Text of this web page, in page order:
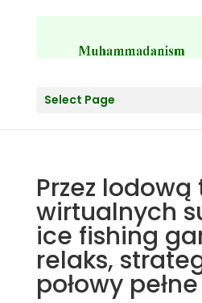
Select Page
Przez
wirtualnych
ice fishing
relaks,
połowy